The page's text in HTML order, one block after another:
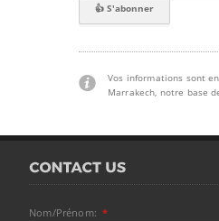
Vos informations sont
Marrakech, notre base
Nom/Prénom: *